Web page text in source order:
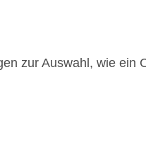
zur Auswahl, wie ein